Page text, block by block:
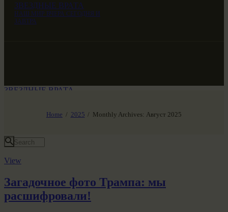
ЗВЕЗДНЫЕ ВРАТА
НАШ МИР ВЧЕРА СЕГОДНЯ И
ЗАВТРА
Home 2025 Monthly Archives: Август 2025
ЗВЕЗДНЫЕ ВРАТА
View
Загадочное фото Трампа: мы
расшифровали!